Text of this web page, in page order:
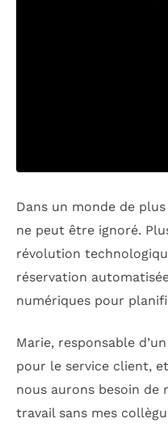
Dans un monde de
ne peut être ignoré.
révolution
réservation
numériques pour
Marie, responsable
pour le service client,
nous aurons besoin de
travail sans mes